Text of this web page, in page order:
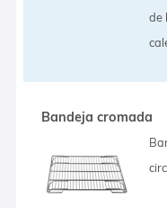
de
Bandeja cromada